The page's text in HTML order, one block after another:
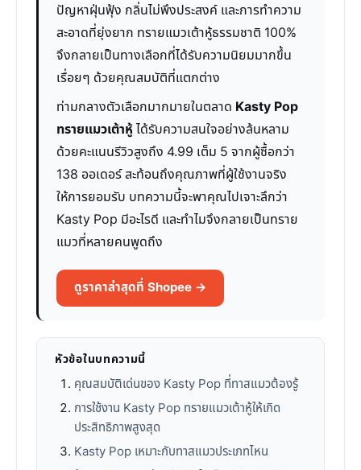
ปัญหาฝุ่นฟุ้ง กลิ่นไม่พึงประสงค์ และการทำความ
สะอาดที่ยุ่งยาก ทรายแมวเต้าหู้ธรรมชาติ 100%
จึงกลายเป็นทางเลือกที่ได้รับความนิยมมากขึ้น
เรื่อยๆ ด้วยคุณสมบัติที่แตกต่าง
ท่ามกลางตัวเลือกมากมายในตลาด Kasty Pop
ทรายแมวเต้าหู้ได้รับความสนใจอย่างล้นหลาม
ด้วยคะแนนรีวิวสูงถึง 4.99 เต็ม 5 จากผู้ซื้อกว่า
138 ออเดอร์ สะท้อนถึงคุณภาพที่ผู้ใช้งานจริง
ให้การยอมรับ บทความนี้จะพาคุณไปเจาะลึกว่า
Kasty Pop มีอะไรดี และทำไมจึงกลายเป็นทราย
แมวที่หลายคนพูดถึง
ดูราคาล่าสุดที่ Shopee →
หัวข้อในบทความนี้
คุณสมบัติเด่นของ Kasty Pop ที่ทาสแมวต้องรู้
การใช้งาน Kasty Pop ทรายแมวเต้าหู้ให้เกิด
ประสิทธิภาพสูงสุด
Kasty Pop เหมาะกับทาสแมวประเภทไหน